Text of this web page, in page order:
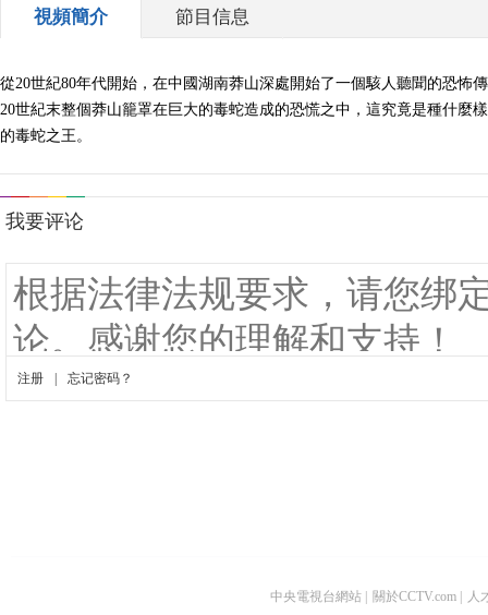
視頻簡介 節目信息
從20世紀80年代開始，在中國湖南莽山深處開始了一個駭人聽聞的恐
20世紀末整個莽山籠罩在巨大的毒蛇造成的恐慌之中，這究竟是種什麼
的毒蛇之王。
中央電視台網站 關於CCTV.com 人